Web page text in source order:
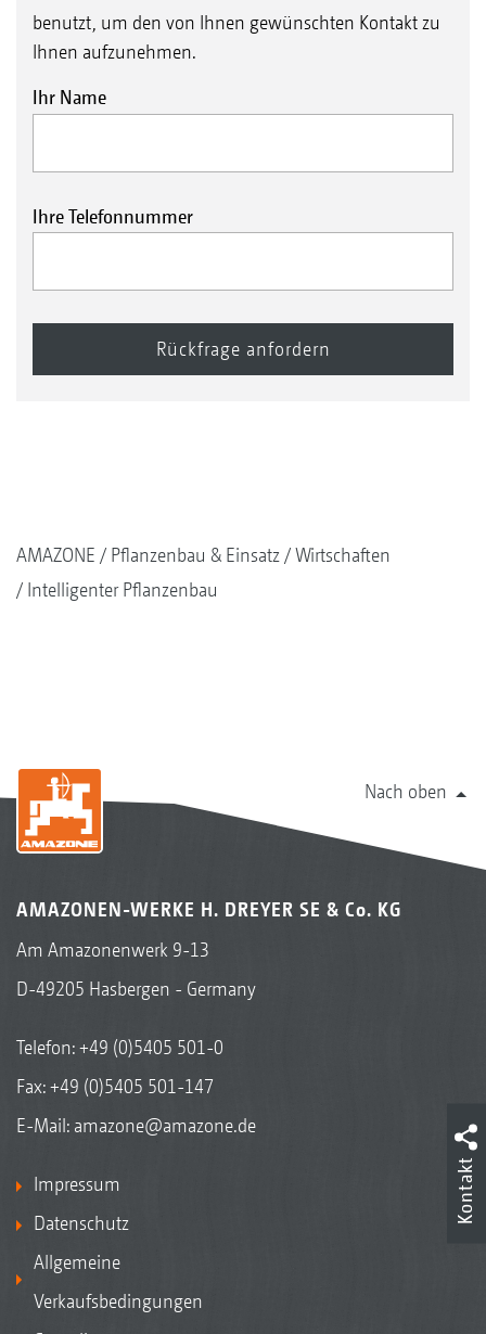
benutzt, um den von Ihnen gewünschten Kontakt zu
Ihnen aufzunehmen.
Ihr Name
Ihre Telefonnummer
AMAZONE Pflanzenbau & Einsatz
Wirtschaften
Intelligenter Pflanzenbau
Nach oben
AMAZONEN-WERKE H. DREYER SE & Co. KG
Am Amazonenwerk 9-13
D-49205 Hasbergen - Germany
Telefon:+49 (0)5405 501-0
Fax: +49 (0)5405 501-147
E-Mail: amazone@amazone.de
Impressum
Datenschutz
Allgemeine
Verkaufsbedingungen
Kontakt